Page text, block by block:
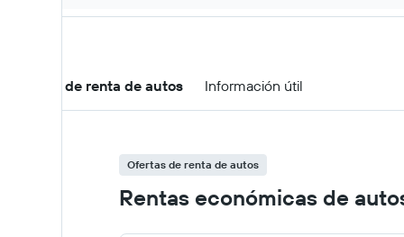
Ofertas de renta de autos Información útil
Ofertas de renta de autos
Rentas económicas de